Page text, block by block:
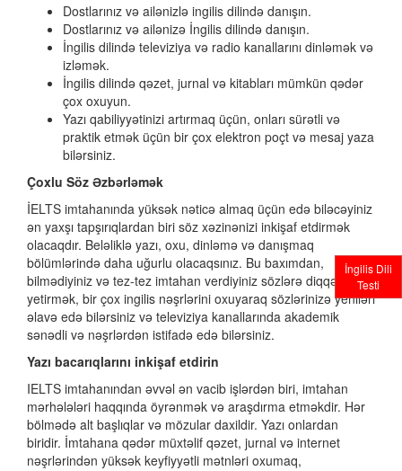
İngilis Dili
Testi
Dostlarınız və ailənizlə ingilis dilində danışın.
Dostlarınız və ailənizə İngilis dilində danışın.
İngilis dilində televiziya və radio kanallarını dinləmək və
izləmək.
İngilis dilində qəzet, jurnal və kitabları mümkün qədər
çox oxuyun.
Yazı qabiliyyətinizi artırmaq üçün, onları sürətli və
praktik etmək üçün bir çox elektron poçt və mesaj yaza
bilərsiniz.
Çoxlu Söz Əzbərləmək
İELTS imtahanında yüksək nəticə almaq üçün edə biləcəyiniz
ən yaxşı tapşırıqlardan biri söz xəzinənizi inkişaf etdirmək
olacaqdır. Beləliklə yazı, oxu, dinləmə və danışmaq
bölümlərində daha uğurlu olacaqsınız. Bu baxımdan,
bilmədiyiniz və tez-tez imtahan verdiyiniz sözlərə diqqət
yetirmək, bir çox ingilis nəşrlərini oxuyaraq sözlərinizə yeniləri
əlavə edə bilərsiniz və televiziya kanallarında akademik
sənədli və nəşrlərdən istifadə edə bilərsiniz.
Yazı bacarıqlarını inkişaf etdirin
IELTS imtahanından əvvəl ən vacib işlərdən biri, imtahan
mərhələləri haqqında öyrənmək və araşdırma etməkdir. Hər
bölmədə alt başlıqlar və mözular daxildir. Yazı onlardan
biridir. İmtahana qədər müxtəlif qəzet, jurnal və internet
nəşrlərindən yüksək keyfiyyətli mətnləri oxumaq,